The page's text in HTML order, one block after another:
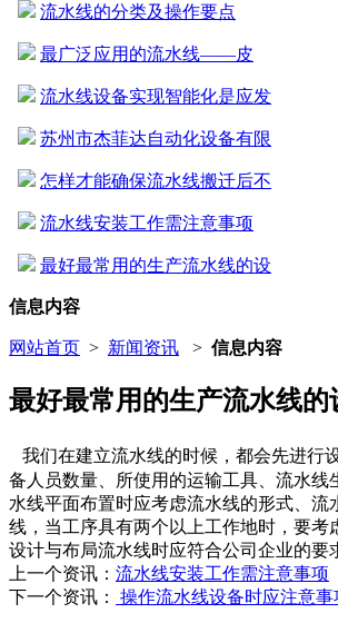
流水线的分类及操作要点
最广泛应用的流水线——皮
流水线设备实现智能化是应发
苏州市杰菲达自动化设备有限
怎样才能确保流水线搬迁后不
流水线安装工作需注意事项
最好最常用的生产流水线的设
信息内容
网站首页 > 新闻资讯 > 信息内容
最好最常用的生产流水线的
我们在建立流水线的时候，都会先进行
备人员数量、所使用的运输工具、流水
水线平面布置时应考虑流水线的形式、
线，当工序具有两个以上工作地时，要
设计与布局流水线时应符合公司企业的要
上一个资讯： 流水线安装工作需注意事项
下一个资讯：
操作流水线设备时应注意事